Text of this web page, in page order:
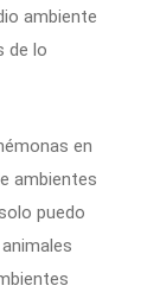
ambiente
de lo
en
ambientes
puedo